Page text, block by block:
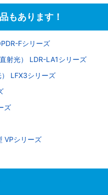
もあります！
Fシリーズ
射光） LDR-LA1シリーズ
LFX3シリーズ
ズ
VPシリーズ